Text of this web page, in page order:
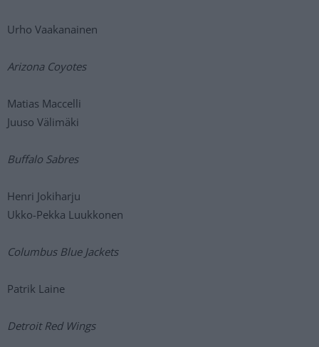
Urho Vaakanainen
Arizona Coyotes
Matias Maccelli
Juuso Välimäki
Buffalo Sabres
Henri Jokiharju
Ukko-Pekka Luukkonen
Columbus Blue Jackets
Patrik Laine
Detroit Red Wings